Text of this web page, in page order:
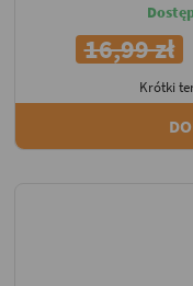
16,99 zł
Krótki